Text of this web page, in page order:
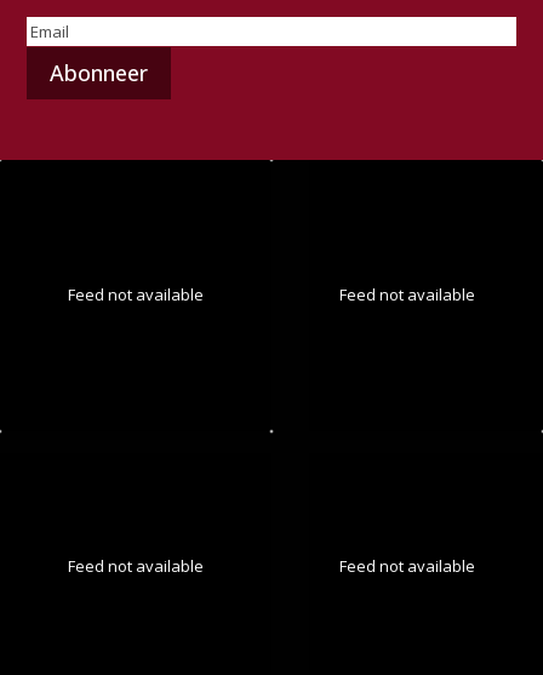
E-
mailadres
Feed not available Feed not available
Feed not available Feed not available